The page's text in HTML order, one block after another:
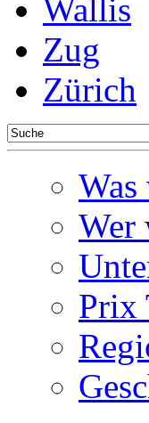
Wallis
Zug
Zürich
Wer
Prix